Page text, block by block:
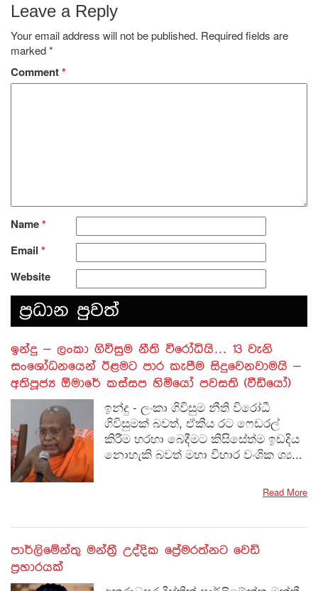
Leave a Reply
Your email address will not be published. Required fields are
marked*
Comment*
Name*
Email *
Website
ප‍්‍රධාන පුවත්
​ඉන්දු – ලංකා ගිවිසුම නීති විරෝධියි… 13 වැනි
සංශෝධනයෙන් ඊළමට පාර කැපීම සිදුවෙනවාමයි –
අතිපූජ්‍ය ඕමාරේ කස්සප හිමියෝ පවසති (වීඩියෝ)
ඉන්දු - ලංකා ගිවිසුම නීති විරෝධී
ගිවිසුමක් බවත්, ඒකීය රට ෆෙඩරල්
කිරීම හරහා බෙදීමට කිසිසේත්ම ඉඩදිය
නොහැකි බවත් මහා විහාර වංශික ශ්‍ය...
Read More
පාර්ලිමේන්තු මන්ත්‍රී උද්දික ප්‍රේමරත්නට වෙඩි
ප්‍රහාරයක්